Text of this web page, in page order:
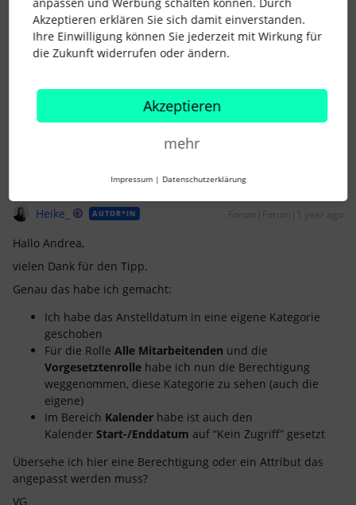
Ich habe es selbst nicht probiert, aber vielleicht hilft es dir.
Andrea
2 Menschen gefällt dies
Heike_ AUTOR*IN Forum|Forum|1 year ago
Hallo Andrea,
vielen Dank für den Tipp.
Genau das habe ich gemacht:
Ich habe das Anstelldatum in eine eigene Kategorie
geschoben
Für die Rolle Alle Mitarbeitenden und die
Vorgesetztenrolle habe ich nun die Berechtigung
weggenommen, diese Kategorie zu sehen (auch die
eigene)
Im Bereich Kalender habe ist auch den
Kalender Start-/Enddatum auf “Kein Zugriff” gesetzt
Übersehe ich hier eine Berechtigung oder ein Attribut das
angepasst werden muss?
VG
Akzeptieren erklären Sie sich damit einverstanden.
Ihre Einwilligung können Sie jederzeit mit Wirkung für
die Zukunft widerrufen oder ändern.
Akzeptieren
mehr
Impressum | Datenschutzerklärung